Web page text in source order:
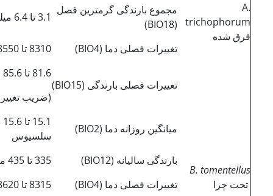
A.
trichophorum
قرق شده
مجموع بارندگی گرم­ترین فصل
(BIO18)
3.1 تا 6.4 میلیمتر
تغییرات فصلی دما (BIO4) 8310 تا 8550
تغییرات فصلی بارندگی (BIO15)
81.6 تا 85.6
(ضریب
B. tomentellus
تحت چرا
میانگین روزانه دما (BIO2)
سلسیوس
بارندگی سالیانه (BIO12)
335 تا 435 میلیمتر
تغییرات فصلی دما (BIO4)
8315 تا 8620